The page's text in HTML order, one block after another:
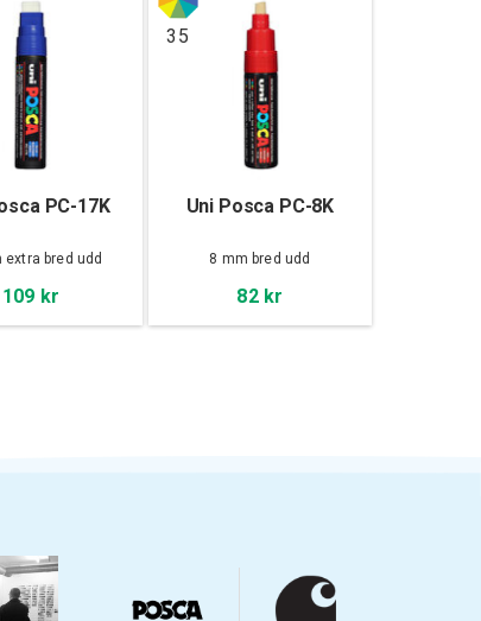
PC-17K
extra bred udd
109 kr
35
Uni Posca PC-8K
8 mm bred udd
82 kr